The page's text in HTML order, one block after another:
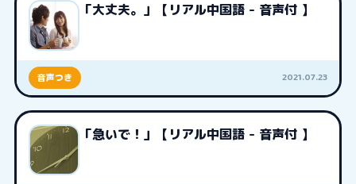
「大丈夫。」【リアル中国語 - 音声付 】
音声つき 2021.07.23
「急いで！」【リアル中国語 - 音声付 】